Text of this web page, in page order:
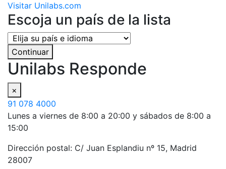
Visitar Unilabs.com
Escoja un país de la lista
Continuar
Unilabs Responde
×
91 078 4000
Lunes a viernes de 8:00 a 20:00 y sábados de 8:00 a
15:00
Dirección postal: C/ Juan Esplandiu nº 15, Madrid
28007